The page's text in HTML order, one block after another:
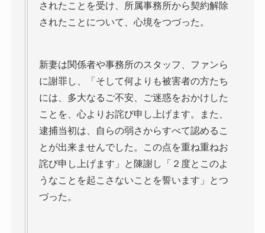
されたことを受け、所属事務所から契約解除
されたことについて、心境をつづった。
新妻は関係者や事務所のスタッフ、ファンら
に謝罪し、「そして何よりも被害者の方たち
には、多大なるご不安、ご迷惑をおかけした
ことを、心よりお詫び申し上げます。また、
逮捕当初は、自らの弱さからすべて認めるこ
とが出来ませんでした。この点を重ね重ねお
詫び申し上げます」と陳謝し「２度とこのよ
うなことを起こさないことを誓います」とつ
づった。